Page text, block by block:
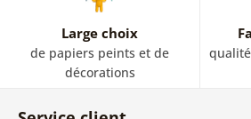
Large choix
de papiers peints et de
décorations